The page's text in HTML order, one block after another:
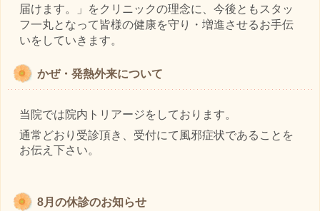
届けます。」をクリニックの理念に、今後ともスタッ
フ一丸となって皆様の健康を守り・増進させるお手伝
いをしていきます。
かぜ・発熱外来について
当院では院内トリアージをしております。
通常どおり受診頂き、受付にて風邪症状であることを
お伝え下さい。
8月の休診のお知らせ